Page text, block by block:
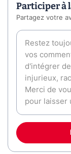
Participer à
Partagez votre